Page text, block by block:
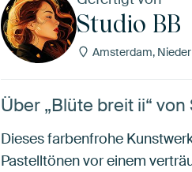
Studio BB
Amsterdam,
Über „Blüte breit ii“ von
Dieses farbenfrohe
Pastelltönen vor einem